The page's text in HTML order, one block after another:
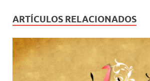
ARTÍCULOS RELACIONADOS